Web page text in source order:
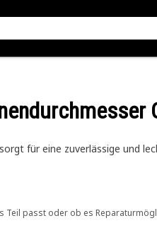
für eine zuverlässige und
Teil passt oder ob es